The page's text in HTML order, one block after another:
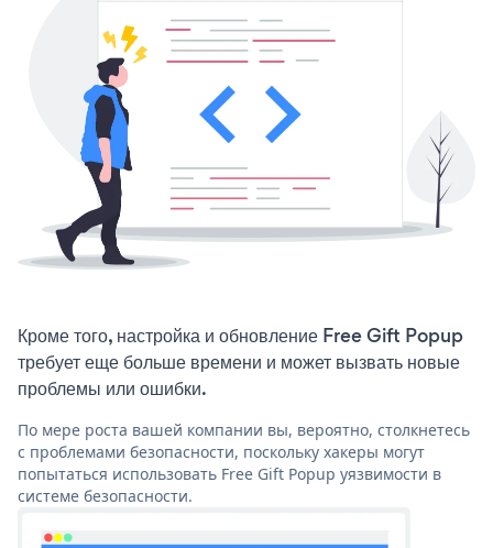
Кроме того, настройка и обновление Free Gift Popup
требует еще больше времени и может вызвать новые
проблемы или ошибки.
По мере роста вашей компании вы, вероятно, столкнетесь
с проблемами безопасности, поскольку хакеры могут
попытаться использовать Free Gift Popup уязвимости в
системе безопасности.